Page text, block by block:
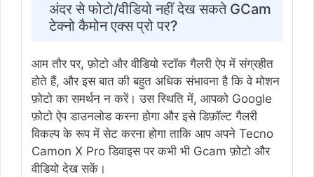
अंदर से फोटो/वीडियो नहीं देख सकते GCam
टेक्नो कैमोन एक्स प्रो पर?
आम तौर पर, फ़ोटो और वीडियो स्टॉक गैलरी ऐप में संग्रहीत
होते हैं, और इस बात की बहुत अधिक संभावना है कि वे मोशन
फ़ोटो का समर्थन न करें। उस स्थिति में, आपको Google
फ़ोटो ऐप डाउनलोड करना होगा और इसे डिफ़ॉल्ट गैलरी
विकल्प के रूप में सेट करना होगा ताकि आप अपने Tecno
Camon X Pro डिवाइस पर कभी भी Gcam फ़ोटो और
वीडियो देख सकें।